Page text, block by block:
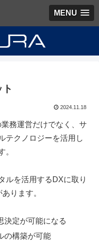
MENU
2024.11.18
務運営だけでなく、サ
テクノロジーを活用し
。
ルを活用するDXに取り
ります。
決定が可能になる
の構築が可能